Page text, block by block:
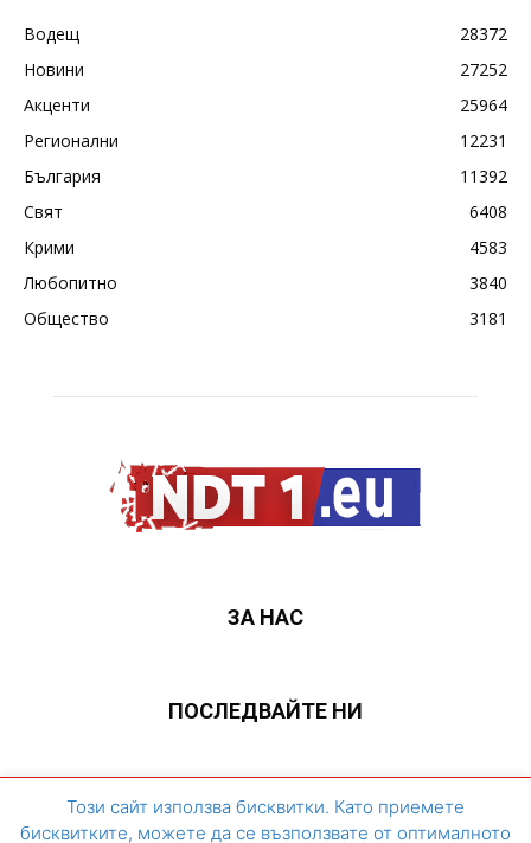
Водещ
28372
Новини
27252
Акценти
25964
Регионални
12231
България
11392
Свят
6408
Крими
4583
Любопитно
3840
Общество
3181
ЗА НАС
ПОСЛЕДВАЙТЕ НИ
ЗА НАС Контакти Архивен сайт
Този сайт използва бисквитки. Като приемете
бисквитките, можете да се възползвате от оптималното